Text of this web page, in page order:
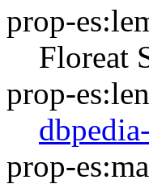
prop-
Floreat
prop-
prop-